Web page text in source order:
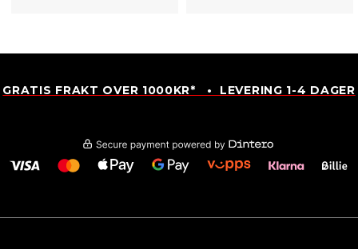
GRATIS FRAKT OVER 1000KR* • LEVERING 1-4 DAGER